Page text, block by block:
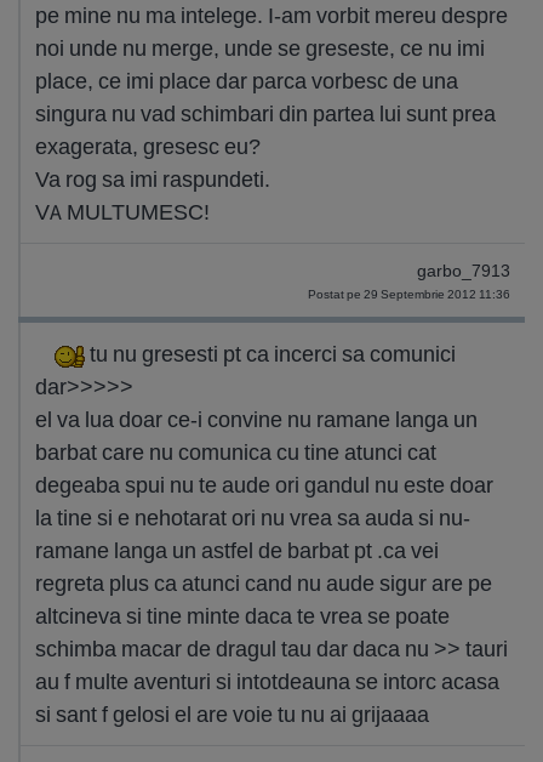
pe mine nu ma intelege. I-am vorbit mereu despre
noi unde nu merge, unde se greseste, ce nu imi
place, ce imi place dar parca vorbesc de una
singura nu vad schimbari din partea lui sunt prea
exagerata, gresesc eu?
Va rog sa imi raspundeti.
VA MULTUMESC!
garbo_7913
Postat pe 29 Septembrie 2012 11:36
tu nu gresesti pt ca incerci sa comunici
dar>>>>>
el va lua doar ce-i convine nu ramane langa un
barbat care nu comunica cu tine atunci cat
degeaba spui nu te aude ori gandul nu este doar
la tine si e nehotarat ori nu vrea sa auda si nu-
ramane langa un astfel de barbat pt .ca vei
regreta plus ca atunci cand nu aude sigur are pe
altcineva si tine minte daca te vrea se poate
schimba macar de dragul tau dar daca nu >> tauri
au f multe aventuri si intotdeauna se intorc acasa
si sant f gelosi el are voie tu nu ai grijaaaa